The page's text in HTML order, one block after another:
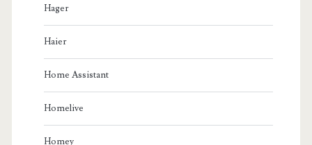
Hager
Haier
Home Assistant
Homelive
Homey